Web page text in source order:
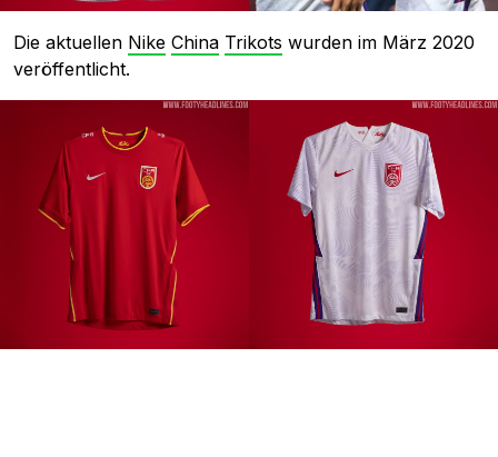
Die aktuellen Nike China Trikots wurden im März 2020
veröffentlicht.